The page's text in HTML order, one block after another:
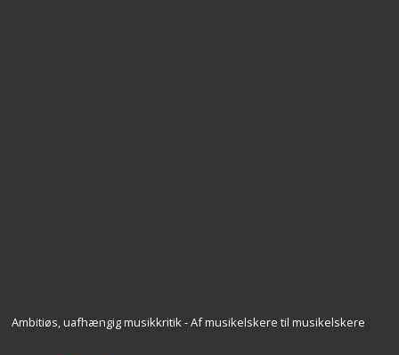
Ambitiøs, uafhængig musikkritik - Af musikelskere til musikelskere